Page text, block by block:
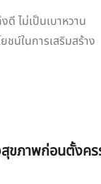
ไม่เป็นเบาหวาน
น์ในการเสริมสร้าง
ขภาพก่อนตั้งค